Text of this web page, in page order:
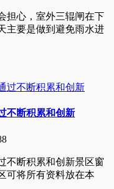
担心，室外三辊闸在下
主要是做到避免雨水进
不断积累和创新
不断积累和创新景区窗
可将所有资料放在本